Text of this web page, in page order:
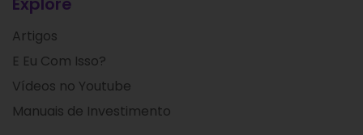
Artigos
E Eu Com Isso?
Vídeos no Youtube
Manuais de Investimento